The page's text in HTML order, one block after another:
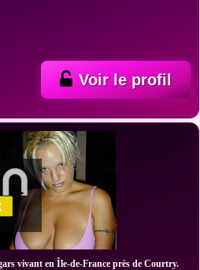
Voir le profil
vivant en Île-de-France près de Courtry.